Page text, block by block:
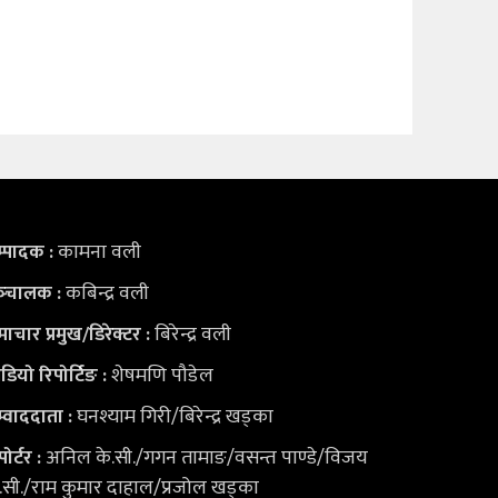
:कामना वली
:कबिन्द्र वली
प्रमुख/डिरेक्टर :बिरेन्द्र वली
रिपोर्टिङ :शेषमणि पौडेल
:घनश्याम गिरी/बिरेन्द्र खड्का
:अनिल के.सी./गगन तामाङ/वसन्त पाण्डे/विजय
राम कुमार दाहाल/प्रजोल खड्का